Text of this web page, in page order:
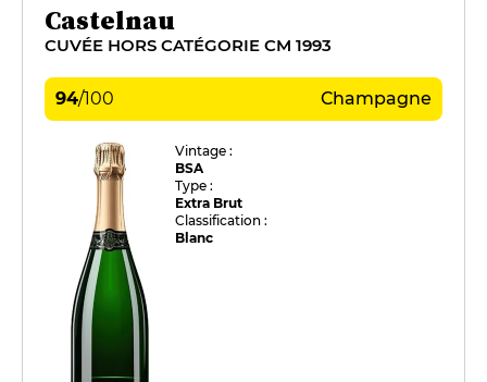
Castelnau
CUVÉE HORS CATÉGORIE CM 1993
94/100 Champagne
Vintage :
BSA
Type :
Extra Brut
Classification :
Blanc